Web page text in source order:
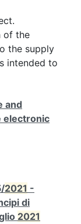
of the
the supply
intended to
and
electronic
2021 -
di
2021